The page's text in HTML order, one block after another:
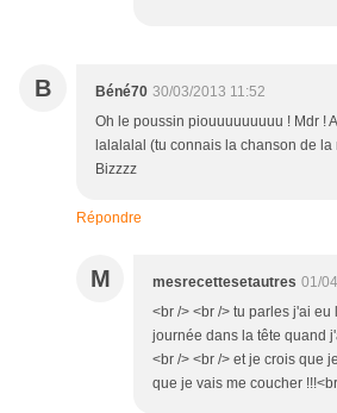
B Béné70 30/03/2013 11:52
Oh le poussin piouuuuuuuuu ! Mdr !
lalalalal (tu connais la chanson de la
Bizzzz
Répondre
M mesrecettesetautres 01/
<br /> <br /> tu parles j'ai
journée dans la tête quand
<br /> <br /> et je crois que
que je vais me coucher